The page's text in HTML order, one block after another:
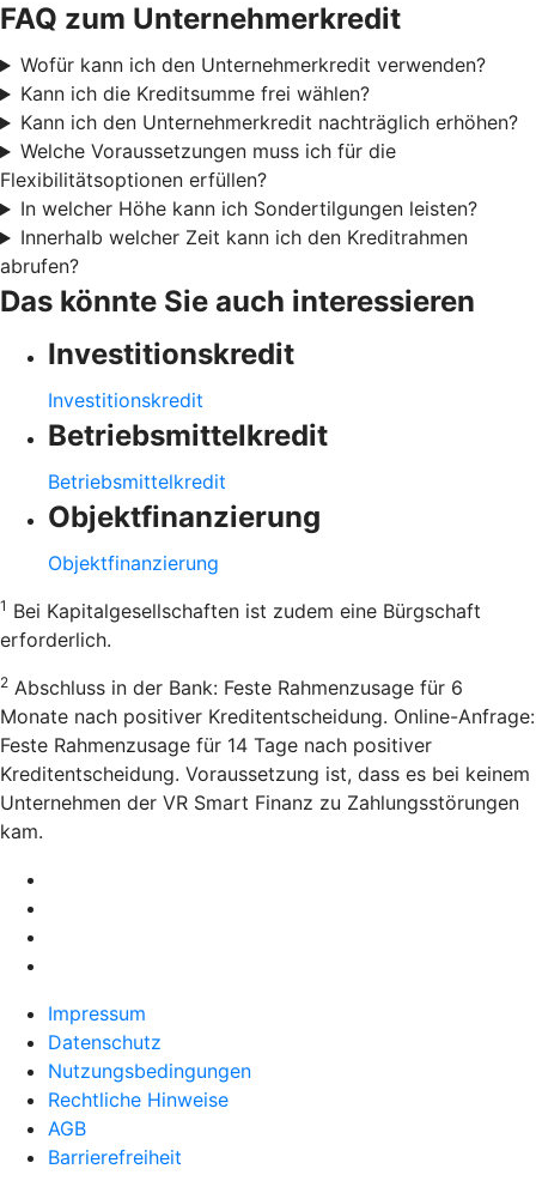
FAQ zum Unternehmerkredit
Wofür kann ich den Unternehmerkredit verwenden?
Kann ich die Kreditsumme frei wählen?
Kann ich den Unternehmerkredit nachträglich erhöhen?
Welche Voraussetzungen muss ich für die
Flexibilitätsoptionen erfüllen?
In welcher Höhe kann ich Sondertilgungen leisten?
Innerhalb welcher Zeit kann ich den Kreditrahmen
abrufen?
Das könnte Sie auch interessieren
Investitionskredit
Investitionskredit
Betriebsmittelkredit
Betriebsmittelkredit
Objektfinanzierung
Objektfinanzierung
1 Bei Kapitalgesellschaften ist zudem eine Bürgschaft
erforderlich.
2 Abschluss in der Bank: Feste Rahmenzusage für 6
Monate nach positiver Kreditentscheidung. Online-Anfrage:
Feste Rahmenzusage für 14 Tage nach positiver
Kreditentscheidung. Voraussetzung ist, dass es bei keinem
Unternehmen der VR Smart Finanz zu Zahlungsstörungen
kam.
Impressum
Datenschutz
Nutzungsbedingungen
Rechtliche Hinweise
AGB
Barrierefreiheit